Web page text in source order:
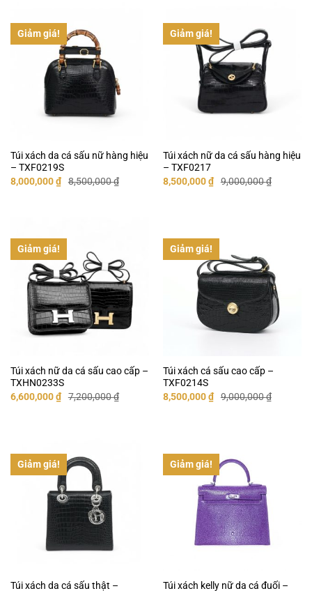
Giảm giá!
Túi xách da cá sấu nữ hàng hiệu
– TXF0219S
8,500,000₫
Giá
gốc
8,000,000₫Giá
hiện
Giảm giá!
Túi xách nữ da cá sấu hàng hiệu
– TXF0217
9,000,000₫
Giá
gốc
8,500,000₫Giá
hiện
Giảm giá!
Túi xách nữ da cá sấu cao cấp –
TXHN0233S
7,200,000₫
Giá
gốc
6,600,000₫Giá
hiện
Giảm giá!
Túi xách cá sấu cao cấp –
TXF0214S
9,000,000₫
Giá
gốc
8,500,000₫Giá
hiện
Giảm giá!
Túi xách da cá sấu thật –
Giảm giá!
Túi xách kelly nữ da cá đuối –